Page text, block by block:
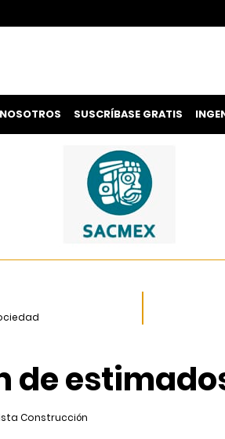
NOSOTROS SUSCRÍBASE GRATIS
de
Construcción